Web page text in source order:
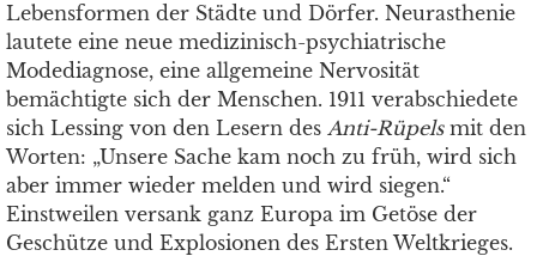
Lebensformen der Städte und Dörfer. Neurasthenie
lautete eine neue medizinisch-psychiatrische
Modediagnose, eine allgemeine Nervosität
bemächtigte sich der Menschen. 1911 verabschiedete
sich Lessing von den Lesern des Anti-Rüpelsmit den
Worten: „Unsere Sache kam noch zu früh, wird sich
aber immer wieder melden und wird siegen.“
Einstweilen versank ganz Europa im Getöse der
Geschütze und Explosionen des Ersten Weltkrieges.